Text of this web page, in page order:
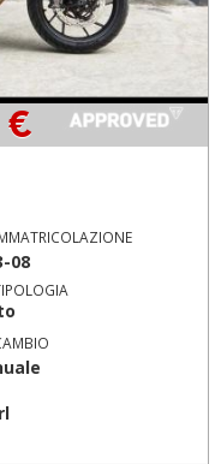
€
08